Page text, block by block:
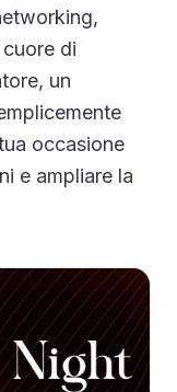
di
un
occasione
e ampliare la